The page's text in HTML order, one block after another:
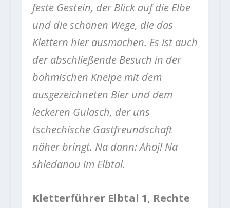
feste Gestein, der Blick auf die Elbe
und die schönen Wege, die das
Klettern hier ausmachen. Es ist auch
der abschließende Besuch in der
böhmischen Kneipe mit dem
ausgezeichneten Bier und dem
leckeren Gulasch, der uns
tschechische Gastfreundschaft
näher bringt. Na dann: Ahoj! Na
shledanou im Elbtal.
Kletterführer Elbtal 1, Rechte